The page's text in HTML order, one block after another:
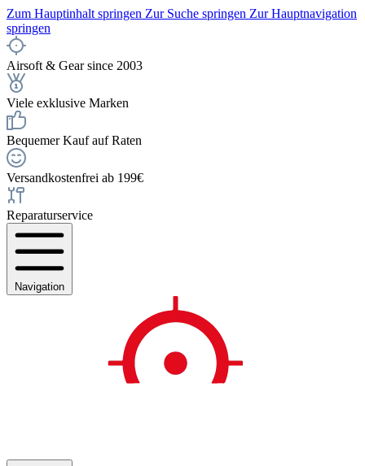
Zum Hauptinhalt springen Zur Suche springen Zur Hauptnavigation
springen
Airsoft & Gear since 2003
Viele exklusive Marken
Bequemer Kauf auf Raten
Versandkostenfrei ab 199€
Reparaturservice
Navigation